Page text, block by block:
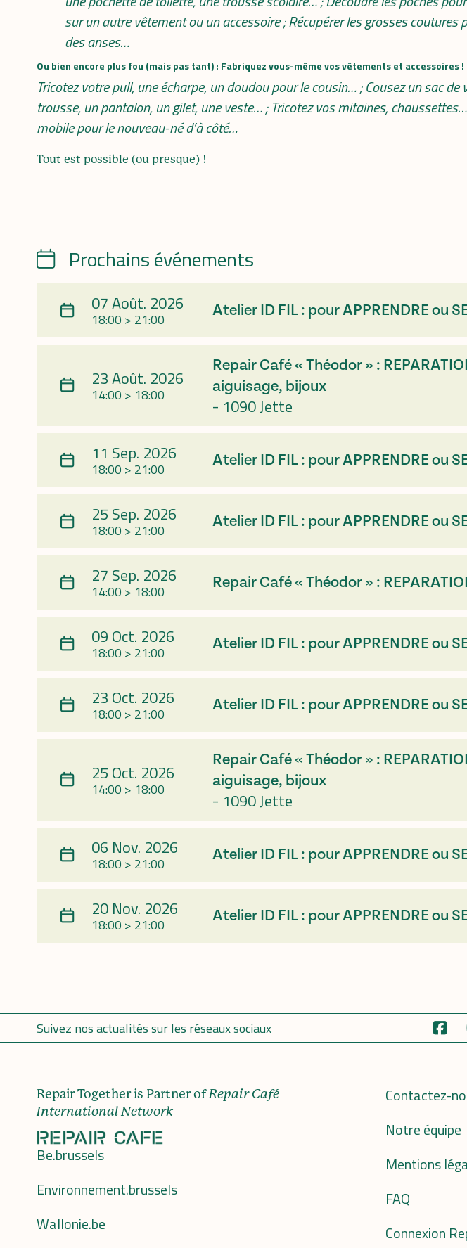
sur un autre vêtement ou un accessoire ; Récupérer les grosses coutures
des anses…
Ou bien encore plus fou (mais pas tant) : Fabriquez vous-même vos vêtements et accessoires !
Tricotez votre pull, une écharpe, un doudou pour le cousin… ; Cousez un sac de
trousse, un pantalon, un gilet, une veste… ; Tricotez vos mitaines,
mobile pour le nouveau-né d’à côté…
Tout est possible (ou presque) !
CalendrierProchains événements
07 Août. 2026
18:00 > 21:00 Atelier ID FIL : pour APPRENDRE ou
23 Août. 2026
14:00 > 18:00
Repair Café « Théodor » :
aiguisage, bijoux
- 1090 Jette
11 Sep. 2026
18:00 > 21:00 Atelier ID FIL : pour APPRENDRE ou
25 Sep. 2026
18:00 > 21:00 Atelier ID FIL : pour APPRENDRE ou
27 Sep. 2026
14:00 > 18:00 Repair Café « Théodor » :
09 Oct. 2026
18:00 > 21:00 Atelier ID FIL : pour APPRENDRE ou
23 Oct. 2026
18:00 > 21:00 Atelier ID FIL : pour APPRENDRE ou
25 Oct. 2026
14:00 > 18:00
Repair Café « Théodor » :
aiguisage, bijoux
- 1090 Jette
06 Nov. 2026
18:00 > 21:00 Atelier ID FIL : pour APPRENDRE ou
20 Nov. 2026
18:00 > 21:00 Atelier ID FIL : pour APPRENDRE ou
Suivez nos actualités sur les réseaux sociaux
Repair Together is Partner ofRepair Café
International Network
Be.brussels
Environnement.brussels
Wallonie.be
Contactez-
Notre équipe
Mentions
FAQ
Connexion